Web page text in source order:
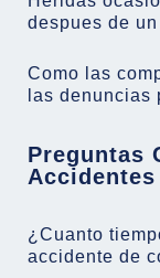
despues de
Como las
las denuncias
Preguntas
Accidentes
¿Cuanto
accidente de